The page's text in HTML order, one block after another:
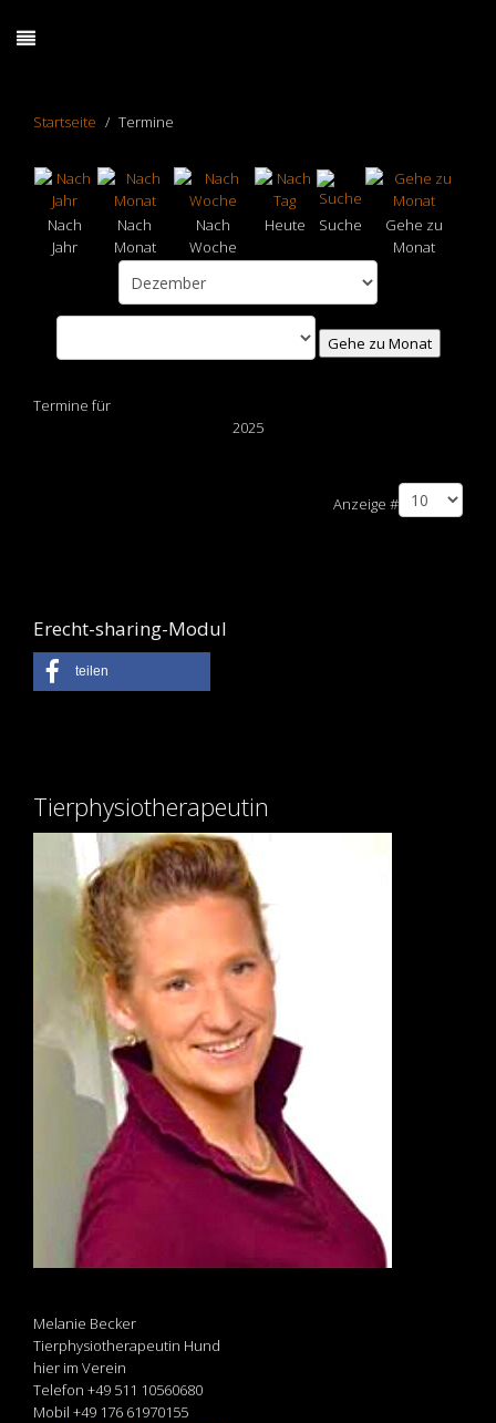
Startseite Termine
Nach
Jahr
Nach
Monat
Nach
Woche
Heute Suche
Gehe zu
Monat
Gehe zu Monat
Termine für
2025
Anzeige #
Erecht-sharing-Modul
teilen
Tierphysiotherapeutin
Melanie Becker
Tierphysiotherapeutin Hund
hier im Verein
Telefon +49 511 10560680
Mobil +49 176 61970155